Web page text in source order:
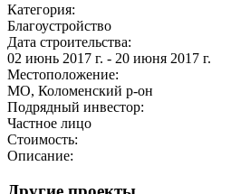
Категория:
Благоустройство
Дата строительства:
02 июнь 2017 г. - 20 июня 2017 г.
Местоположение:
МО, Коломенский р-он
Подрядный инвестор:
Частное лицо
Стоимость:
Описание: